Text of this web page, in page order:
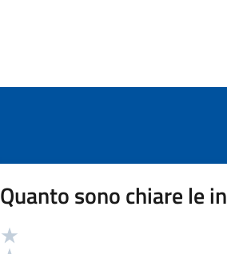
Quanto sono chiare le
Valutazione